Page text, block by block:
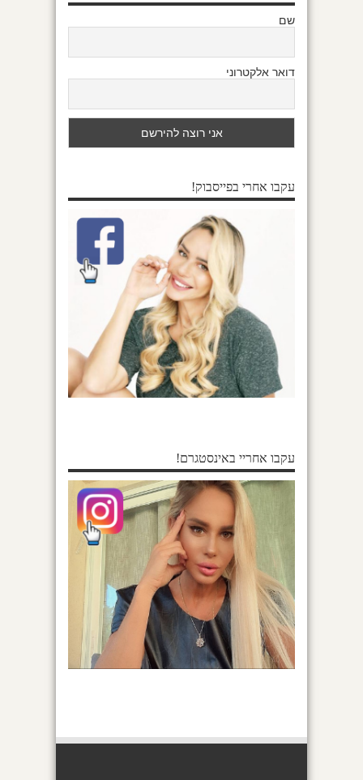
שם
דואר אלקטרוני
עקבו אחרי בפייסבוק!
עקבו אחריי באינסטגרם!